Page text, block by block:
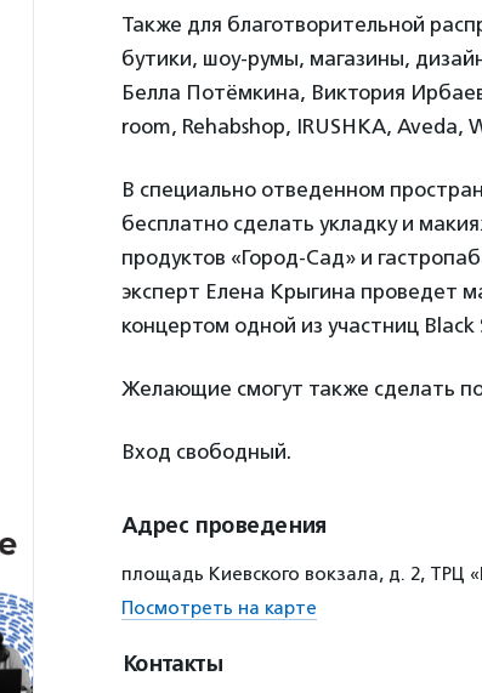
Также для благотворительной
бутики, шоу-румы, магазины,
Белла Потёмкина, Виктория
room, Rehabshop, IRUSHKA, Aveda,
В специально отведенном
бесплатно сделать укладку и
продуктов «Город-Сад» и
эксперт Елена Крыгина проведет
концертом одной из участниц
Желающие смогут также сделать
Вход свободный.
Адрес проведения
площадь Киевского вокзала, д. 2, ТРЦ
Посмотреть на карте
Контакты